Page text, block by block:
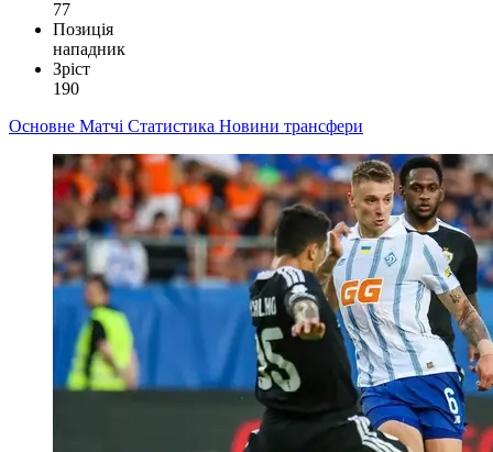
77
Позиція
нападник
Зріст
190
Основне Матчі Статистика Новини трансфери